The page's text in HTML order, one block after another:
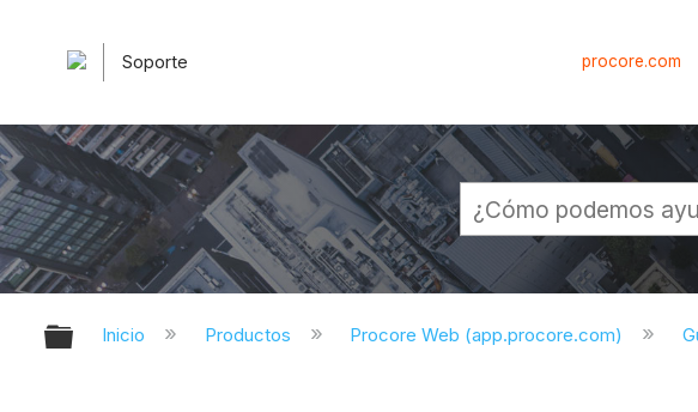
Soporte procore.com
Expandir/contraer jerarquía global
Inicio Productos Procore Web (app.procore.com)